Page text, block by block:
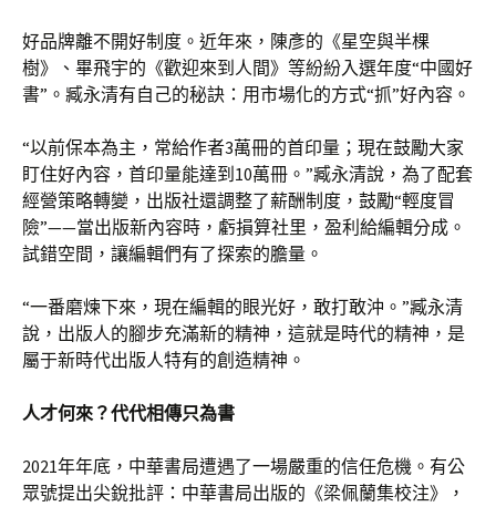
好品牌離不開好制度。近年來，陳彥的《星空與半棵
樹》、畢飛宇的《歡迎來到人間》等紛紛入選年度“中國好
書”。臧永清有自己的秘訣：用市場化的方式“抓”好內容。
“以前保本為主，常給作者3萬冊的首印量；現在鼓勵大家
盯住好內容，首印量能達到10萬冊。”臧永清說，為了配套
經營策略轉變，出版社還調整了薪酬制度，鼓勵“輕度冒
險”——當出版新內容時，虧損算社里，盈利給編輯分成。
試錯空間，讓編輯們有了探索的膽量。
“一番磨煉下來，現在編輯的眼光好，敢打敢沖。”臧永清
說，出版人的腳步充滿新的精神，這就是時代的精神，是
屬于新時代出版人特有的創造精神。
人才何來？代代相傳只為書
2021年年底，中華書局遭遇了一場嚴重的信任危機。有公
眾號提出尖銳批評：中華書局出版的《梁佩蘭集校注》，